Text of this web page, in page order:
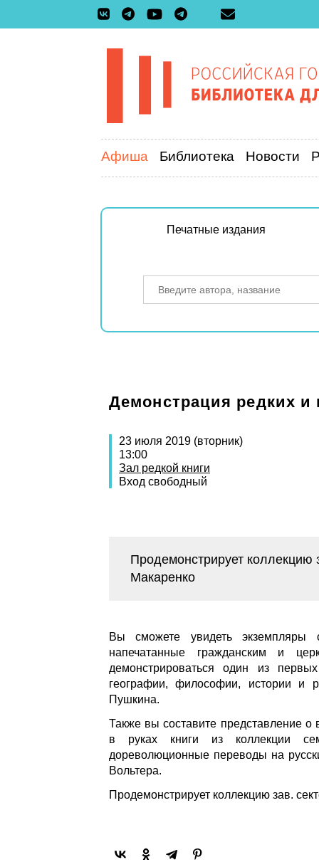
Афиша Библиотека Новости
Печатные издания
Демонстрация редких
23 июля 2019 (вторник)
13:00
Зал редкой книги
Вход свободный
Продемонстрирует коллекцию
Макаренко
Вы сможете увидеть экземпляры
напечатанные гражданским и
демонстрироваться один из
географии, философии, истории и
Пушкина.
Также вы составите представление о
в руках книги из коллекции
дореволюционные переводы на
Вольтера.
Продемонстрирует коллекцию зав.